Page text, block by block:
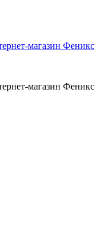
магазин Феникс
магазин Феникс